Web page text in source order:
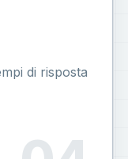
di risposta